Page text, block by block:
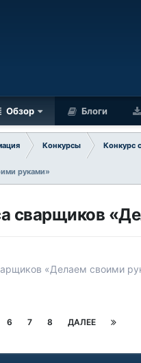
Обзор Блоги
Конкурсы Конкурс
руками»
сварщиков
«Делаем своими
6 7 8 ДАЛЕЕ